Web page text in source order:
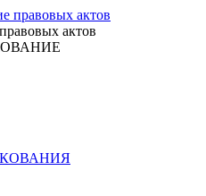
актов